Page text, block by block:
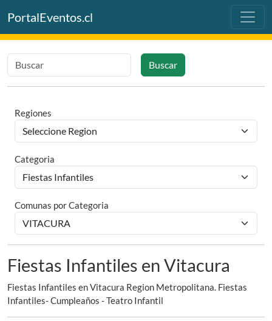
PortalEventos.cl
Buscar
Regiones
Categoria
Comunas por Categoria
Fiestas Infantiles en Vitacura
Fiestas Infantiles en Vitacura Region Metropolitana. Fiestas
Infantiles- Cumpleaños - Teatro Infantil